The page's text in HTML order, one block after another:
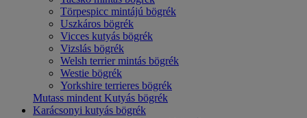
Törpespicc mintájú bögrék
Uszkáros bögrék
Vicces kutyás bögrék
Vizslás bögrék
Welsh terrier mintás bögrék
Westie bögrék
Yorkshire terrieres bögrék
Mutass mindent Kutyás bögrék
Karácsonyi kutyás bögrék